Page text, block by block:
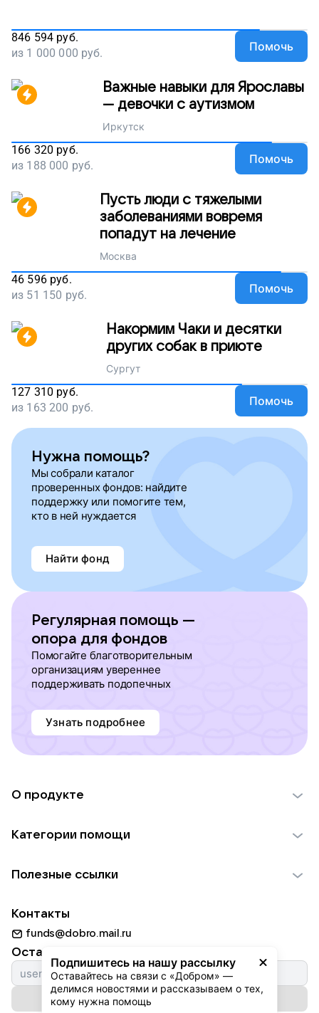
846 594 руб.
из 1 000 000 руб. Помочь
Важные навыки для Ярославы
— девочки с аутизмом
Иркутск
166 320 руб.
из 188 000 руб. Помочь
Пусть люди с тяжелыми
заболеваниями вовремя
попадут на лечение
Москва
46 596 руб.
из 51 150 руб. Помочь
Накормим Чаки и десятки
других собак в приюте
Сургут
127 310 руб.
из 163 200 руб. Помочь
Нужна помощь?
Мы собрали каталог
проверенных фондов: найдите
поддержку или помогите тем,
кто в ней нуждается
Найти фонд
Регулярная помощь —
опора для фондов
Помогайте благотворительным
организациям увереннее
поддерживать подопечных
Узнать подробнее
Подпишитесь на нашу рассылку
Оставайтесь на связи с «Добром» —
делимся новостями и рассказываем о тех,
кому нужна помощь
О продукте
Использование материалов
Для НКО
Партнерам
Категории помощи
Пожилым
Животным
Природе
Культуре
Фондам
Полезные ссылки
Добрый день
Истории
Автоплатежи
Контакты
funds@dobro.mail.ru
Оставайтесь с нами
Подписаться на рассылку